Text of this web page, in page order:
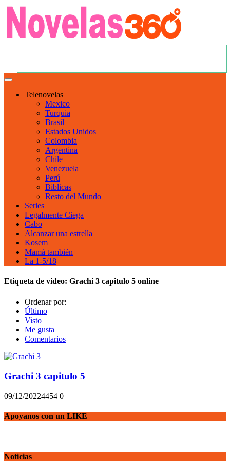
Telenovelas
Mexico
Turquia
Brasil
Estados Unidos
Colombia
Argentina
Chile
Venezuela
Perú
Biblicas
Resto del Mundo
Series
Legalmente Ciega
Cabo
Alcanzar una estrella
Kosem
Mamá también
La 1-5/18
Etiqueta de video: Grachi 3 capitulo 5 online
Ordenar por:
Último
Visto
Me gusta
Comentarios
Grachi 3 capitulo 5
09/12/20224454 0
Apoyanos con un LIKE
Noticias